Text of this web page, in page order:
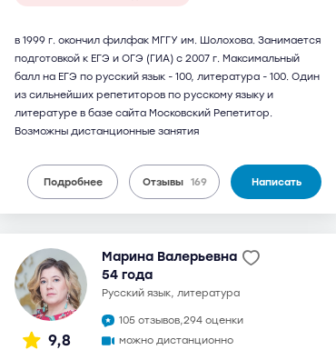
в 1999 г. окончил филфак МГГУ им. Шолохова. Занимается
подготовкой к ЕГЭ и ОГЭ (ГИА) с 2007 г. Максимальный
балл на ЕГЭ по русский язык - 100, литература - 100. Один
из сильнейших репетиторов по русскому языку и
литературе в базе сайта Московский Репетитор.
Возможны дистанционные занятия
Подробнее Отзывы 169 Написать
9,8
Марина Валерьевна
54 года
русский язык, литература
105 отзывов,294 оценки
можно дистанционно